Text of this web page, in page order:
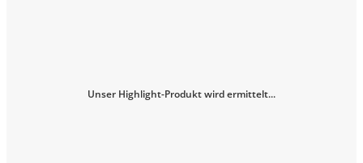
Unser Highlight-Produkt wird ermittelt...